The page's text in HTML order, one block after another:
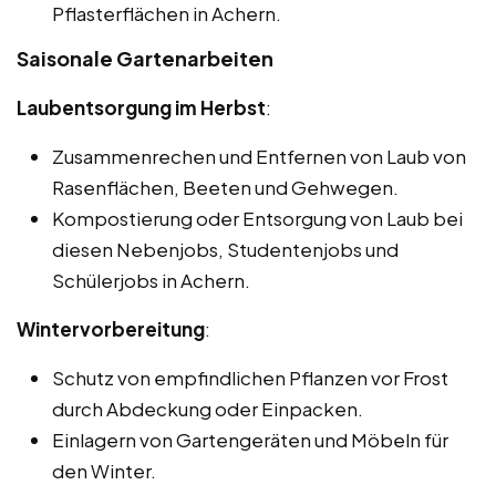
Pflasterflächen in Achern.
Saisonale Gartenarbeiten
Laubentsorgung im Herbst:
Zusammenrechen und Entfernen von Laub von
Rasenflächen, Beeten und Gehwegen.
Kompostierung oder Entsorgung von Laub bei
diesen Nebenjobs, Studentenjobs und
Schülerjobs in Achern.
Wintervorbereitung:
Schutz von empfindlichen Pflanzen vor Frost
durch Abdeckung oder Einpacken.
Einlagern von Gartengeräten und Möbeln für
den Winter.